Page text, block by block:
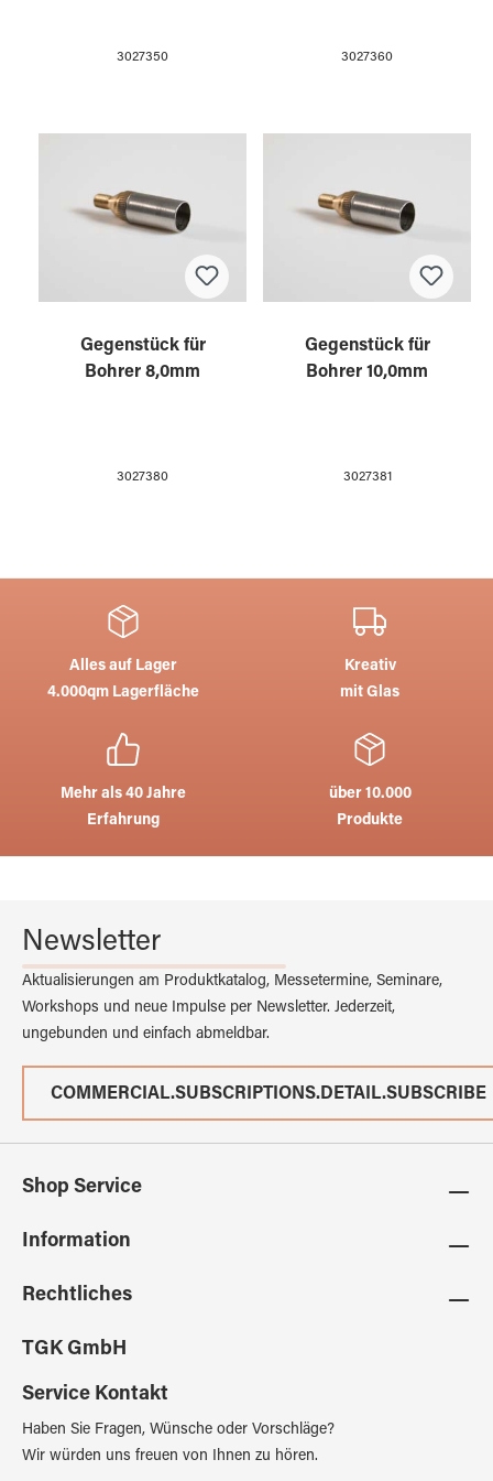
3027350 3027360
Gegenstück für
Bohrer 8,0mm
3027380
Gegenstück für
Bohrer 10,0mm
3027381
Alles auf Lager
4.000qm Lagerfläche
Kreativ
mit Glas
Mehr als 40 Jahre
Erfahrung
über 10.000
Produkte
Newsletter
Aktualisierungen am Produktkatalog, Messetermine, Seminare,
Workshops und neue Impulse per Newsletter. Jederzeit,
ungebunden und einfach abmeldbar.
COMMERCIAL.SUBSCRIPTIONS.DETAIL.SUBSCRIBE
Shop Service
Information
Rechtliches
TGK GmbH
Service Kontakt
Haben Sie Fragen, Wünsche oder Vorschläge?
Wir würden uns freuen von Ihnen zu hören.